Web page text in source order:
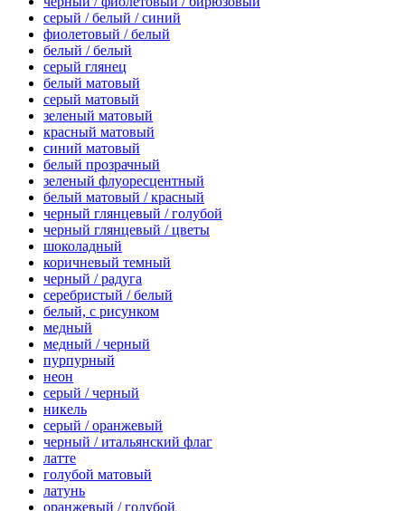
серый / белый / синий
фиолетовый / белый
белый / белый
серый глянец
белый матовый
серый матовый
зеленый матовый
красный матовый
синий матовый
белый прозрачный
зеленый флуоресцентный
белый матовый / красный
черный глянцевый / голубой
черный глянцевый / цветы
шоколадный
коричневый темный
черный / радуга
серебристый / белый
белый, с рисунком
медный
медный / черный
пурпурный
неон
серый / черный
никель
серый / оранжевый
черный / итальянский флаг
латте
голубой матовый
латунь
оранжевый / голубой